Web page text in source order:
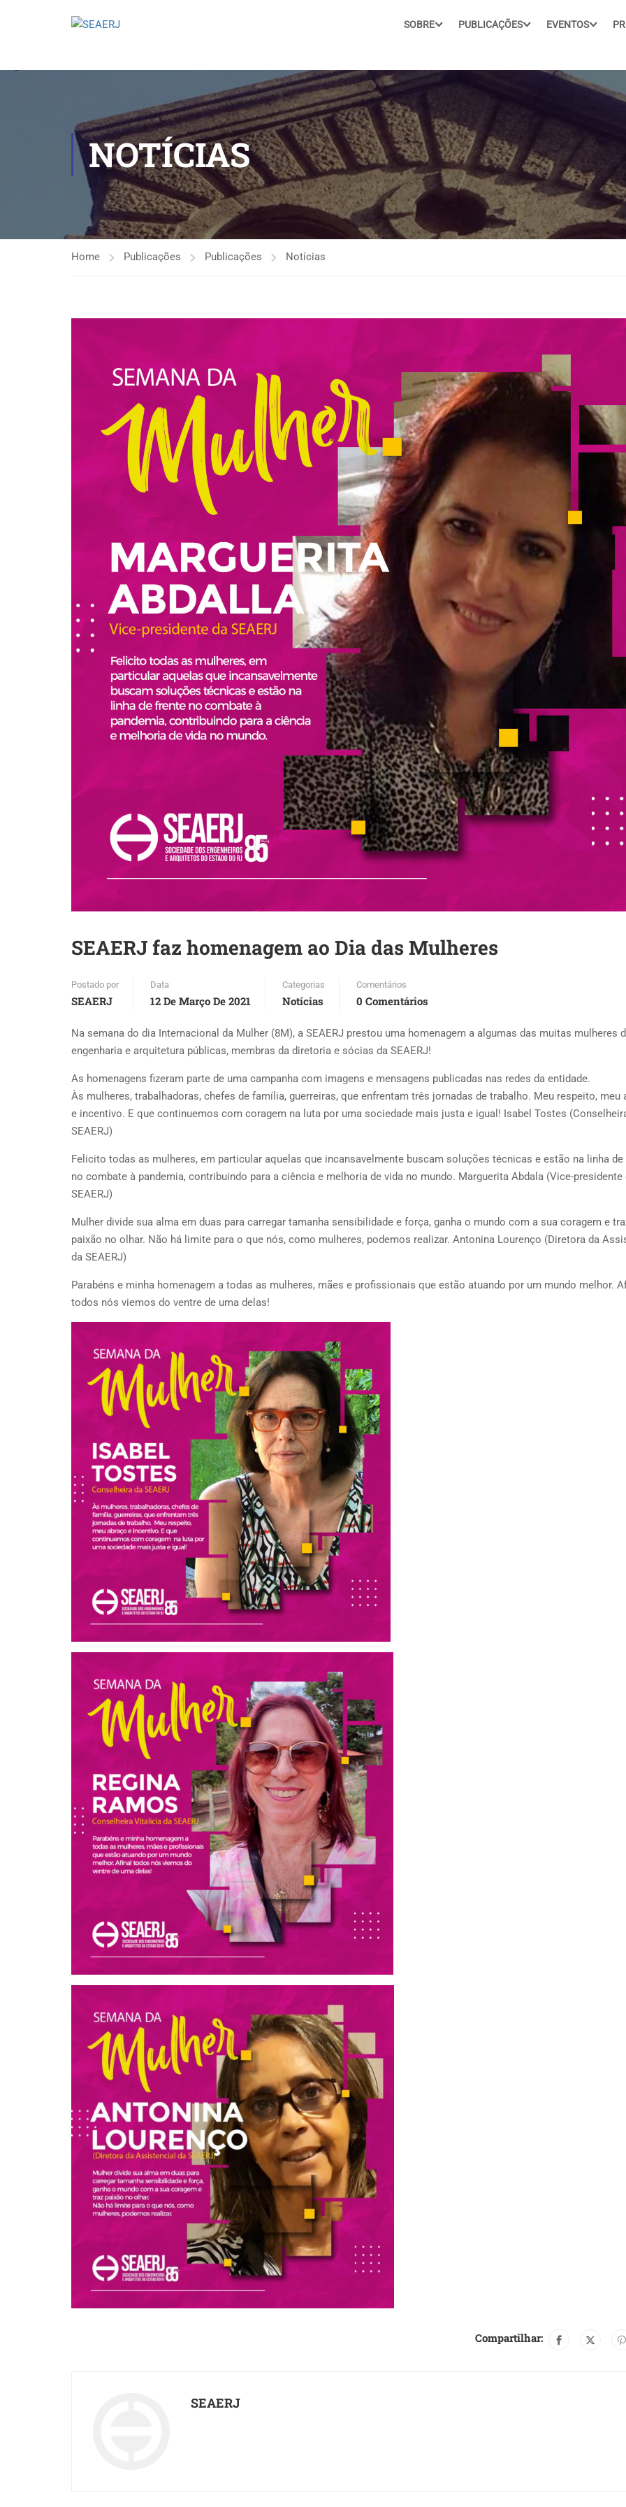
SOBRE PUBLICAÇÕES EVENTOS
NOTÍCIAS
Home Publicações Publicações Notícias
SEAERJ faz homenagem ao Dia das Mulheres
Postado por
SEAERJ
Data
12 De Março De 2021
Categorias
Notícias
Comentários
0 Comentários
Na semana do dia Internacional da Mulher (8M), a SEAERJ prestou uma homenagem a algumas das muitas mulheres
engenharia e arquitetura públicas, membras da diretoria e sócias da SEAERJ!
As homenagens fizeram parte de uma campanha com imagens e mensagens publicadas nas redes da entidade.
Às mulheres, trabalhadoras, chefes de família, guerreiras, que enfrentam três jornadas de trabalho. Meu respeito, meu
e incentivo. E que continuemos com coragem na luta por uma sociedade mais justa e igual! Isabel Tostes
SEAERJ)
Felicito todas as mulheres, em particular aquelas que incansavelmente buscam soluções técnicas e estão na linha de
no combate à pandemia, contribuindo para a ciência e melhoria de vida no mundo. Marguerita Abdala (Vice-presidente
SEAERJ)
Mulher divide sua alma em duas para carregar tamanha sensibilidade e força, ganha o mundo com a sua coragem e
paixão no olhar. Não há limite para o que nós, como mulheres, podemos realizar. Antonina Lourenço (Diretora da
da SEAERJ)
Parabéns e minha homenagem a todas as mulheres, mães e profissionais que estão atuando por um mundo melhor.
todos nós viemos do ventre de uma delas!
Compartilhar:
SEAERJ